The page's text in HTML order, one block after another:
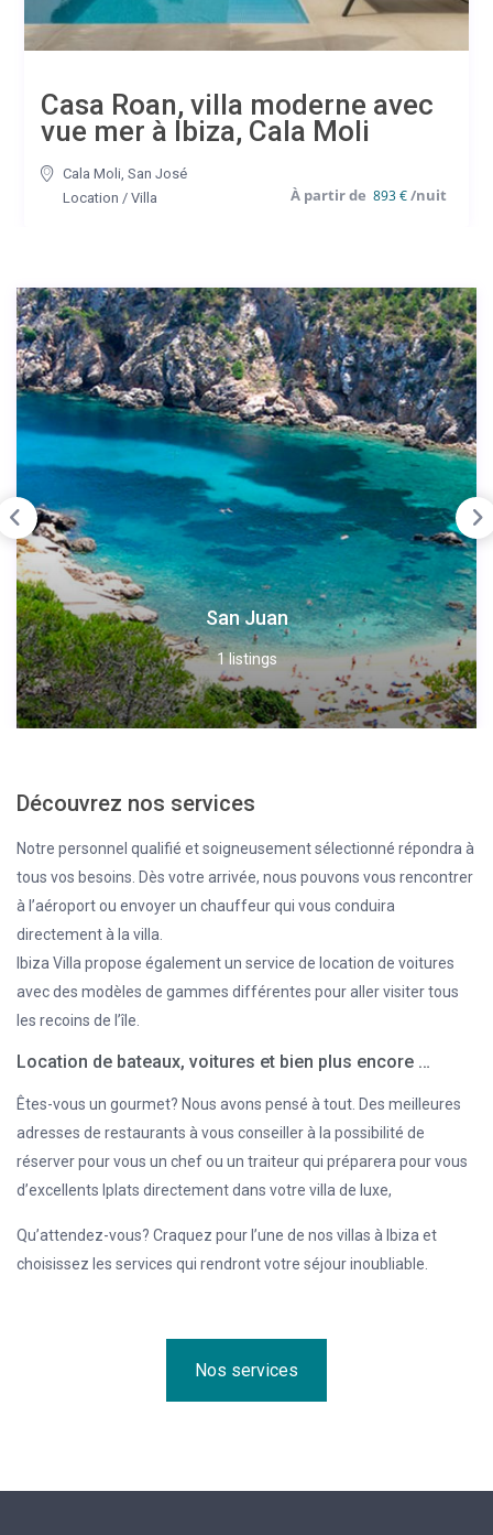
893 €
Casa Roan, villa moderne avec
vue mer à Ibiza, Cala Moli
Cala Moli,San José
Location /Villa
San Juan
1 listings
Découvrez nos services
Notre personnel qualifié et soigneusement sélectionné répondra à
tous vos besoins. Dès votre arrivée, nous pouvons vous rencontrer
à l’aéroport ou envoyer un chauffeur qui vous conduira
directement à la villa.
Ibiza Villa propose également un service de location de voitures
avec des modèles de gammes différentes pour aller visiter tous
les recoins de l’île.
Location de bateaux, voitures et bien plus encore …
Êtes-vous un gourmet? Nous avons pensé à tout. Des meilleures
adresses de restaurants à vous conseiller à la possibilité de
réserver pour vous un chef ou un traiteur qui préparera pour vous
d’excellents lplats directement dans votre villa de luxe,
Qu’attendez-vous? Craquez pour l’une de nos villas à Ibiza et
choisissez les services qui rendront votre séjour inoubliable.
Nos services